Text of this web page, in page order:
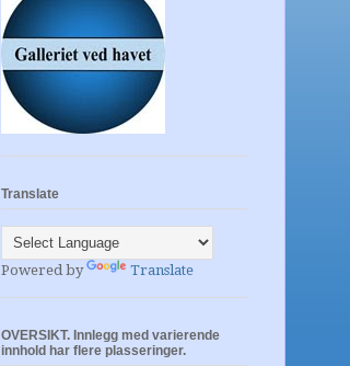
Translate
Powered by Translate
OVERSIKT. Innlegg med varierende
innhold har flere plasseringer.